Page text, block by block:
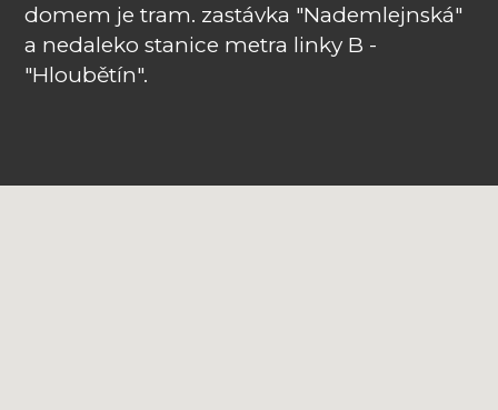
domem je tram. zastávka "Nademlejnská"
a nedaleko stanice metra linky B -
"Hloubětín".